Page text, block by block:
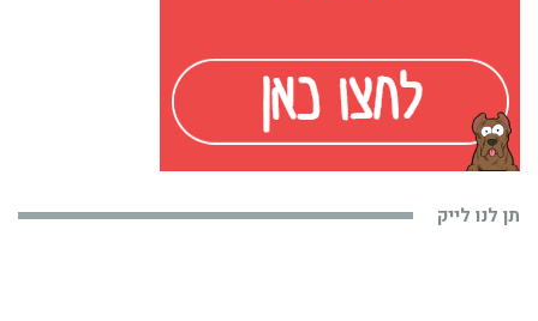
תן לנו לייק